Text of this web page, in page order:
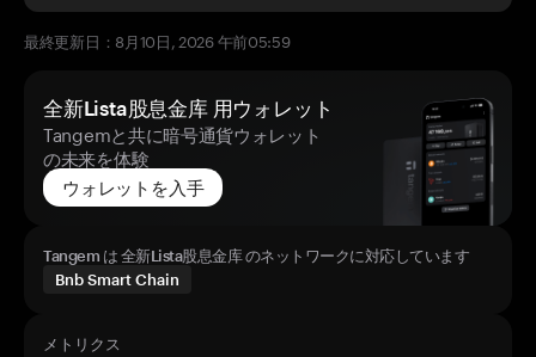
最終更新日：8月10日, 2026 午前05:59
全新Lista股息金库 用ウォレット
Tangemと共に暗号通貨ウォレット
の未来を体験
ウォレットを入手
Tangem は 全新Lista股息金库 のネットワークに対応しています
Bnb Smart Chain
メトリクス